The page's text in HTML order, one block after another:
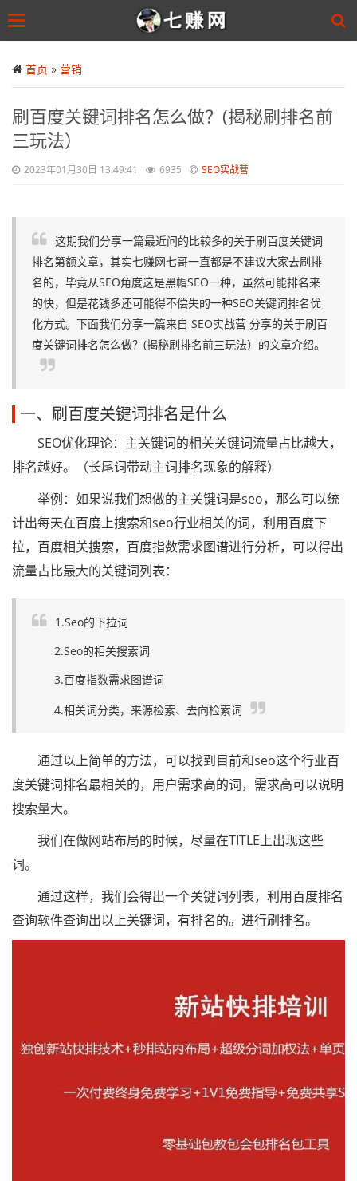
to
main
Toggle
首页 » 营销
刷百度关键词排名怎么做？(揭秘刷排名前
三玩法）
2023年01月30日 13:49:41 6935 SEO实战营
这期我们分享一篇最近问的比较多的关于刷百度关键词
排名第额文章，其实七赚网七哥一直都是不建议大家去刷排
名的，毕竟从SEO角度这是黑帽SEO一种，虽然可能排名来
的快，但是花钱多还可能得不偿失的一种SEO关键词排名优
化方式。下面我们分享一篇来自 SEO实战营 分享的关于刷百
度关键词排名怎么做？(揭秘刷排名前三玩法）的文章介绍。
一、刷百度关键词排名是什么
SEO优化理论：主关键词的相关关键词流量占比越大，
排名越好。（长尾词带动主词排名现象的解释）
举例：如果说我们想做的主关键词是seo，那么可以统
计出每天在百度上搜索和seo行业相关的词，利用百度下
拉，百度相关搜索，百度指数需求图谱进行分析，可以得出
流量占比最大的关键词列表：
1.Seo的下拉词
2.Seo的相关搜索词
3.百度指数需求图谱词
4.相关词分类，来源检索、去向检索词
通过以上简单的方法，可以找到目前和seo这个行业百
度关键词排名最相关的，用户需求高的词，需求高可以说明
搜索量大。
我们在做网站布局的时候，尽量在TITLE上出现这些
词。
通过这样，我们会得出一个关键词列表，利用百度排名
查询软件查询出以上关键词，有排名的。进行刷排名。